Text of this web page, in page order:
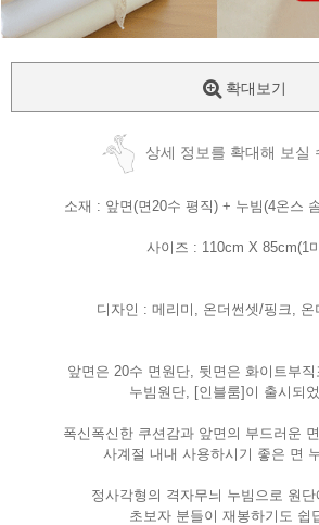
확대보기
상세 정보를 확대해 보실
소재 : 앞면(면20수 평직) + 누빔(4온스
사이즈 : 110cm X 85cm(1
디자인 : 메리미, 온더썬셋/핑크, 온
앞면은 20수 면원단, 뒷면은 화이트부
누빔원단, [인블룸]이 출시되
폭신폭신한 쿠션감과 앞면의 부드러운
사계절 내내 사용하시기 좋은 면
정사각형의 격자무늬 누빔으로 원단
초보자 분들이 재봉하기도 쉽